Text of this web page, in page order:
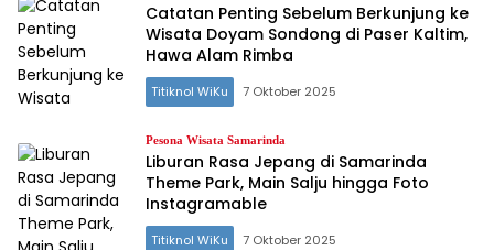
Catatan Penting Sebelum Berkunjung ke
Wisata Doyam Sondong di Paser Kaltim,
Hawa Alam Rimba
Titiknol WiKu 7 Oktober 2025
Pesona Wisata Samarinda
Liburan Rasa Jepang di Samarinda
Theme Park, Main Salju hingga Foto
Instagramable
Titiknol WiKu 7 Oktober 2025